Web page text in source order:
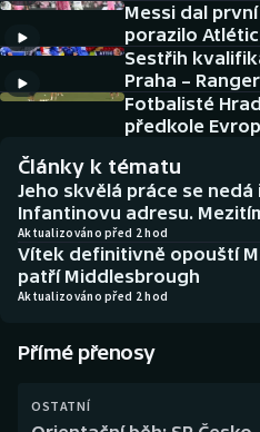
DALŠÍ SPORTY
Americký fotbal
Baseball a softbal
Basketbal
Biatlon
Boby a skeleton
Box
Curling
NEPŘEHLÉDNĚTE
Historické návraty
Aplikace ČT sport
AZ kvíz
Messi dal
porazilo
Sestřih
Praha –
Fotbalisté
předkole
Články k tématu
Jeho skvělá práce se
Infantinovu adresu.
Aktualizováno před 2 hod
Vítek definitivně opouští
patří Middlesbrough
Aktualizováno před 2 hod
Přímé přenosy
OSTATNÍ